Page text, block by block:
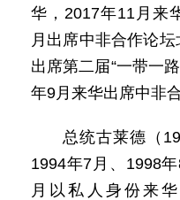
华，2017年11月来
月出席中非合作论
出席第二届“一带一
年9月来华出席中非
总统古莱德（
1994年7月、1998
月以私人身份来